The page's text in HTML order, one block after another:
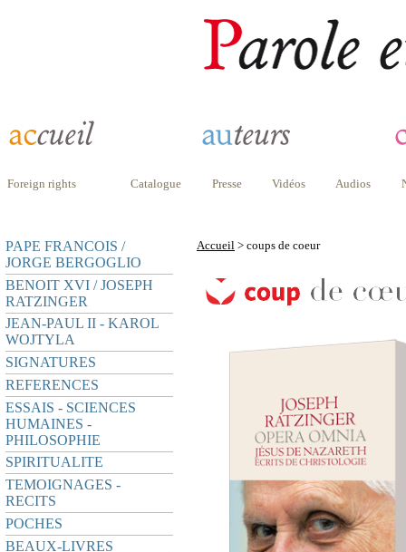
Foreign rights Catalogue Presse Vidéos Audios
PAPE FRANCOIS /
JORGE BERGOGLIO
BENOIT XVI / JOSEPH
RATZINGER
JEAN-PAUL II - KAROL
WOJTYLA
SIGNATURES
REFERENCES
ESSAIS - SCIENCES
HUMAINES -
PHILOSOPHIE
SPIRITUALITE
TEMOIGNAGES -
RECITS
POCHES
BEAUX-LIVRES
Accueil > coups de coeur